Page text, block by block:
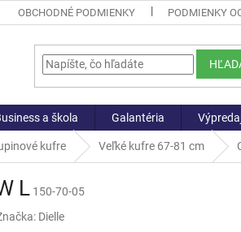
OBCHODNÉ PODMIENKY PODMIENKY
a škola Galantéria
kufre Veľké kufre 67-81 cm
L 150-70-05
Dielle